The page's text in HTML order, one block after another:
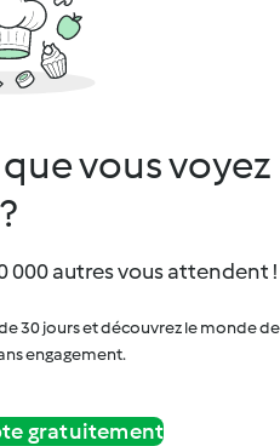
vous voyez
?
000 autres vous attendent !
30 jours et découvrez le monde de
engagement.
gratuitement